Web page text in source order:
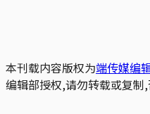
本刊载内容版权为端传媒编
编辑部授权,请勿转载或复制,